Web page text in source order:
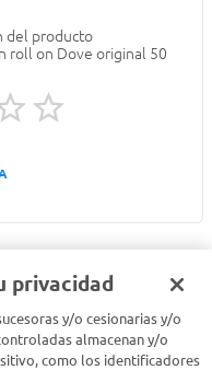
del producto
roll on Dove original 50
privacidad
y/o cesionarias y/o
almacenan y/o
como los identificadores